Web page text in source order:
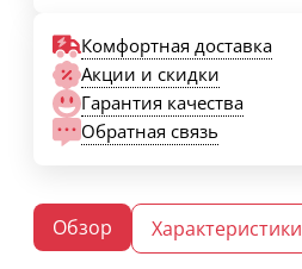
Комфортная доставка
Акции и скидки
Гарантия качества
Обратная связь
Обзор Характеристики